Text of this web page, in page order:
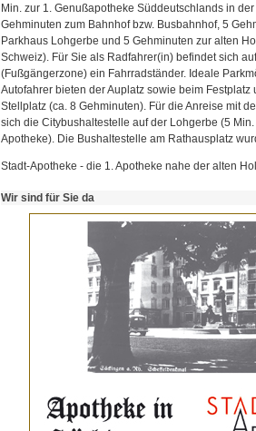
Min. zur 1. Genußapotheke Süddeutschlands in
Gehminuten zum Bahnhof bzw. Busbahnhof, 5
Parkhaus Lohgerbe und 5 Gehminuten zur alten
Schweiz). Für Sie als Radfahrer(in) befindet sich
(Fußgängerzone) ein Fahrradständer. Ideale
Autofahrer bieten der Auplatz sowie beim Festplatz
Stellplatz (ca. 8 Gehminuten). Für die Anreise mit
sich die Citybushaltestelle auf der Lohgerbe (5
Apotheke). Die Bushaltestelle am Rathausplatz
Stadt-Apotheke - die 1. Apotheke nahe der alten
Wir sind für Sie da